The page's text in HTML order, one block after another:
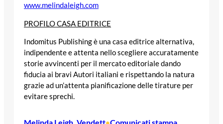
www.melindaleigh.com
PROFILO CASA EDITRICE
Indomitus Publishing è una casa editrice alternativa,
indipendente e attenta nello scegliere accuratamente
storie avvincenti per il mercato editoriale dando
fiducia ai bravi Autori italiani e rispettando la natura
grazie ad un’attenta pianificazione delle tirature per
evitare sprechi.
Melinda Leigh Vendett Comunicati stampa